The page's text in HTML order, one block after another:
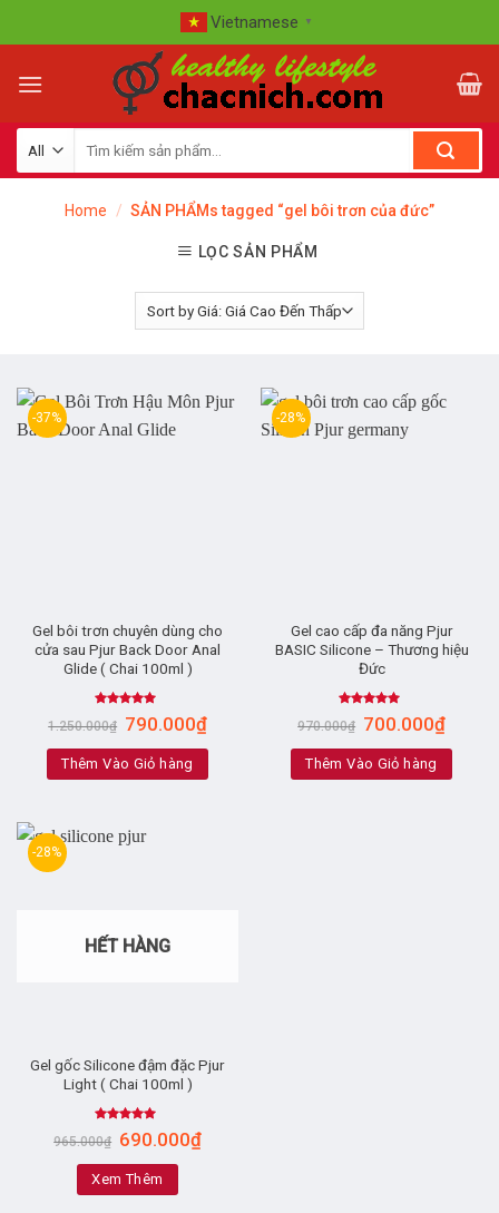
to
Vietnamese ▼
Home / SẢN PHẨMs tagged “gel bôi trơn của đức”
LỌC SẢN PHẨM
-37%
Gel bôi trơn chuyên dùng cho
cửa sau Pjur Back Door Anal
Glide ( Chai 100ml )
Rated4.88
out of 5
1.250.000₫ 790.000₫
Thêm Vào Giỏ hàng
-28%
Gel cao cấp đa năng Pjur
BASIC Silicone – Thương hiệu
Đức
Rated 5.00
out of 5
970.000₫ 700.000₫
Thêm Vào Giỏ hàng
-28%
HẾT HÀNG
Gel gốc Silicone đậm đặc Pjur
Light ( Chai 100ml )
Rated 5.00
out of 5
965.000₫ 690.000₫
Xem Thêm